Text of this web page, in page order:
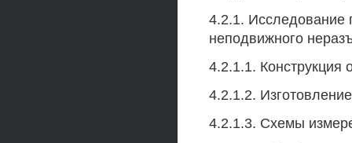
4.2.1. Исследование
неподвижного
4.2.1.1. Конструкция
4.2.1.2.
4.2.1.3. Схемы